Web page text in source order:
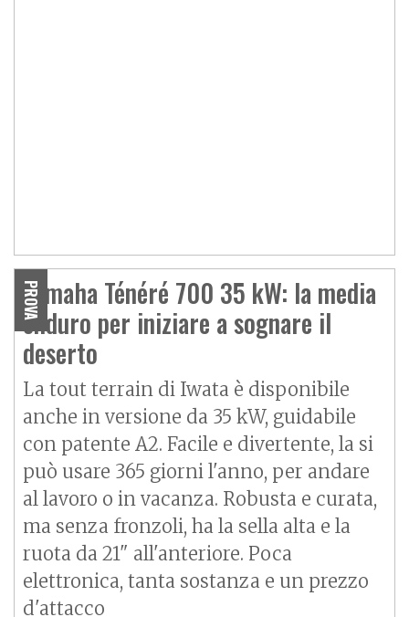
PROVA
Yamaha Ténéré 700 35 kW: la media
enduro per iniziare a sognare il
deserto
La tout terrain di Iwata è disponibile
anche in versione da 35 kW, guidabile
con patente A2. Facile e divertente, la si
può usare 365 giorni l'anno, per andare
al lavoro o in vacanza. Robusta e curata,
ma senza fronzoli, ha la sella alta e la
ruota da 21" all'anteriore. Poca
elettronica, tanta sostanza e un prezzo
d'attacco